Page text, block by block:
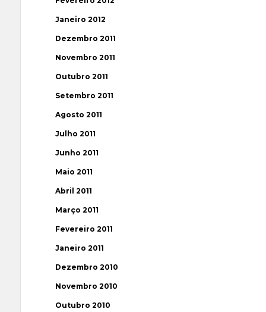
Janeiro 2012
Dezembro 2011
Novembro 2011
Outubro 2011
Setembro 2011
Agosto 2011
Julho 2011
Junho 2011
Maio 2011
Abril 2011
Março 2011
Fevereiro 2011
Janeiro 2011
Dezembro 2010
Novembro 2010
Outubro 2010